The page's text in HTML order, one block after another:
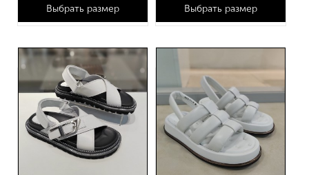
Цвет
Бежевый Белый Черный
Применить фильтр Сбросить фильтр
Выбрать размер Выбрать размер